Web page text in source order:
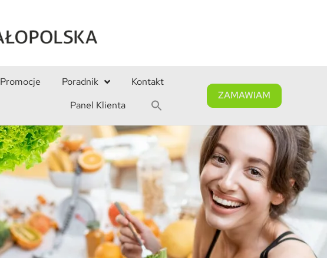
Promocje Poradnik
Kontakt
Panel Klienta
ZAMAWIAM